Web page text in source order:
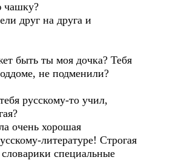
друг на друга и
ты моя дочка? Тебя
не подменили?
русскому-то учил,
хорошая
литературе! Строгая
специальные